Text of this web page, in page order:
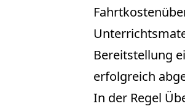
Bereitstellung
erfolgreich
In der Regel